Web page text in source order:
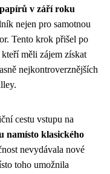
v září roku
nejen pro samotnou
Tento krok přišel po
měli zájem získat
nejkontroverznějších
cestu vstupu na
namísto klasického
nevydávala nové
toho umožnila